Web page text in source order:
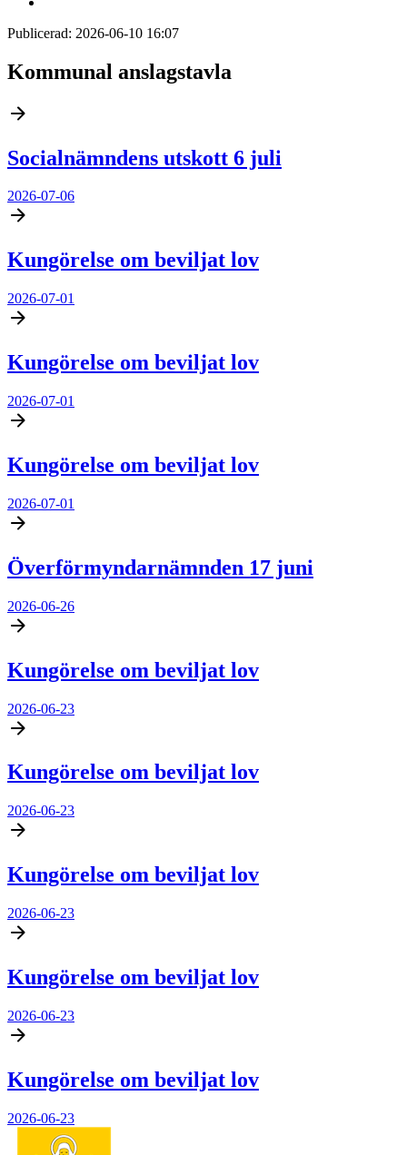
Publicerad: 2026-06-10 16:07
Kommunal anslagstavla
Socialnämndens utskott 6 juli
2026-07-06
Kungörelse om beviljat lov
2026-07-01
Kungörelse om beviljat lov
2026-07-01
Kungörelse om beviljat lov
2026-07-01
Överförmyndarnämnden 17 juni
2026-06-26
Kungörelse om beviljat lov
2026-06-23
Kungörelse om beviljat lov
2026-06-23
Kungörelse om beviljat lov
2026-06-23
Kungörelse om beviljat lov
2026-06-23
Kungörelse om beviljat lov
2026-06-23